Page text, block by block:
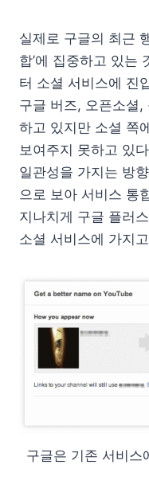
실제로 구글의 최근
합’에 집중하고 있는
터 소셜 서비스에 진
구글 버즈, 오픈소셜,
하고 있지만 소셜 쪽
보여주지 못하고 있
일관성을 가지는 방
으로 보아 서비스 통
지나치게 구글 플러
소셜 서비스에 가지
구글은 기존 서비스